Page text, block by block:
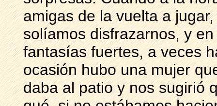
amigas de la vuelta a
solíamos disfrazarnos, y
fantasías fuertes, a veces
ocasión hubo una mujer
daba al patio y nos sugirió